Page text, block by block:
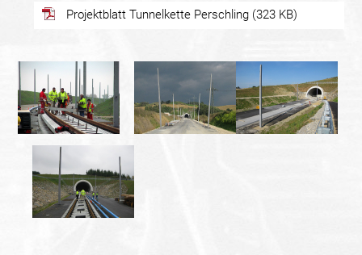
Projektblatt Tunnelkette Perschling (323 KB)